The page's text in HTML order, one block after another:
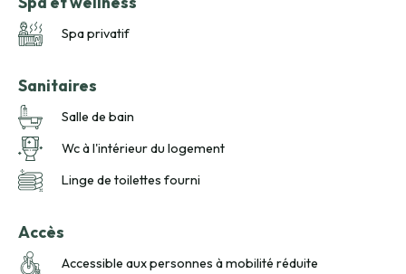
Spa privatif
Sanitaires
Salle de bain
Wc à l'intérieur du logement
Linge de toilettes fourni
Accès
Accessible aux personnes à mobilité réduite